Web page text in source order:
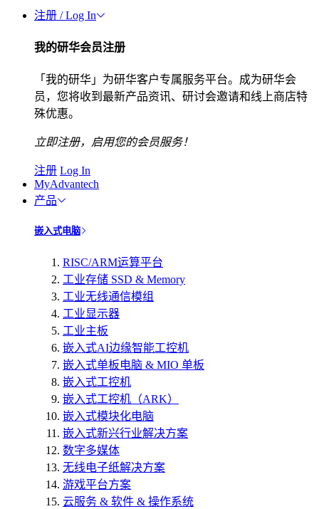
注册 / Log In
我的研华会员注册
「我的研华」为研华客户专属服务平台。成为研华会
员，您将收到最新产品资讯、研讨会邀请和线上商店特
殊优惠。
立即注册，启用您的会员服务！
注册 Log In
MyAdvantech
产品
嵌入式电脑
RISC/ARM运算平台
工业存储 SSD & Memory
工业无线通信模组
工业显示器
工业主板
嵌入式AI边缘智能工控机
嵌入式单板电脑 & MIO 单板
嵌入式工控机
嵌入式工控机（ARK）
嵌入式模块化电脑
嵌入式新兴行业解决方案
数字多媒体
无线电子纸解决方案
游戏平台方案
云服务 & 软件 & 操作系统